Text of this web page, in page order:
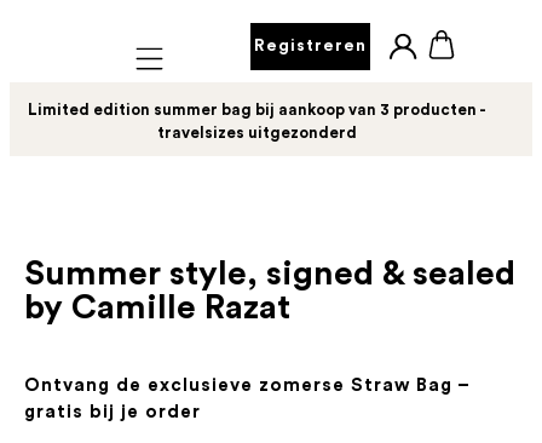
Mobile navigation
Registreren
Limited edition summer bag bij aankoop van 3 producten -
travelsizes uitgezonderd
Summer style, signed & sealed
by Camille Razat
Ontvang de exclusieve zomerse Straw Bag –
gratis bij je order